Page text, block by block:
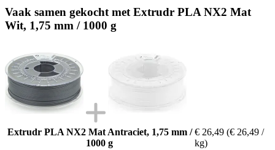
Vaak samen gekocht met Extrudr PLA NX2 Mat
Wit, 1,75 mm / 1000 g
Extrudr PLA NX2 Mat Antraciet, 1,75 mm /
1000 g
€ 26,49 (€ 26,49 /
kg)